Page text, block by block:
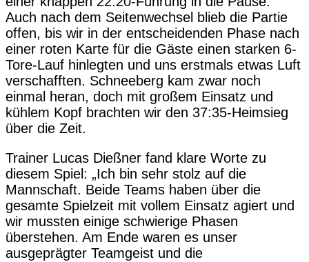
Auch nach dem Seitenwechsel blieb die Partie
offen, bis wir in der entscheidenden Phase nach
einer roten Karte für die Gäste einen starken 6-
Tore-Lauf hinlegten und uns erstmals etwas Luft
verschafften. Schneeberg kam zwar noch
einmal heran, doch mit großem Einsatz und
kühlem Kopf brachten wir den 37:35-Heimsieg
über die Zeit.
Trainer Lucas Dießner fand klare Worte zu
diesem Spiel: „Ich bin sehr stolz auf die
Mannschaft. Beide Teams haben über die
gesamte Spielzeit mit vollem Einsatz agiert und
wir mussten einige schwierige Phasen
überstehen. Am Ende waren es unser
ausgeprägter Teamgeist und die